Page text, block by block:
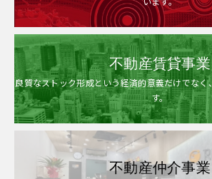
不動産賃貸事業
良質なストック形成という経済的意義だけでなく
す。
不動産仲介事業